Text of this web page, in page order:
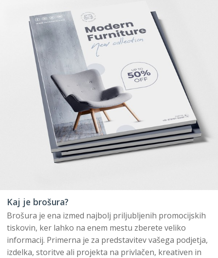
Kaj je brošura?
Brošura je ena izmed najbolj priljubljenih promocijskih
tiskovin, ker lahko na enem mestu zberete veliko
informacij. Primerna je za predstavitev vašega podjetja,
izdelka, storitve ali projekta na privlačen, kreativen in